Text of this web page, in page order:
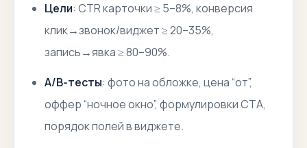
Цели: CTR карточки ≥ 5–8%, конверсия
клик→звонок/виджет ≥ 20–35%,
запись→явка ≥ 80–90%.
A/B-тесты: фото на обложке, цена “от”,
оффер “ночное окно”, формулировки CTA,
порядок полей в виджете.